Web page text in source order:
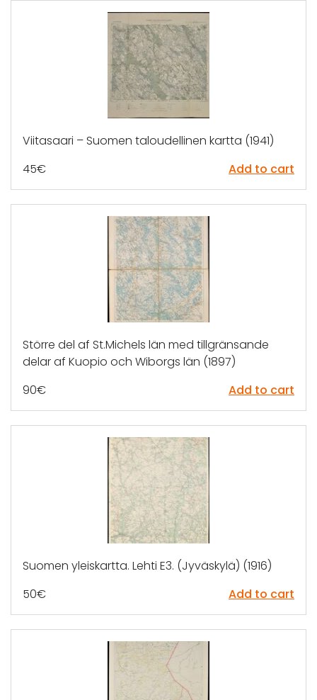
Viitasaari – Suomen taloudellinen kartta (1941)
45€ Add to cart
Större del af St.Michels län med tillgränsande
delar af Kuopio och Wiborgs län (1897)
90€ Add to cart
Suomen yleiskartta. Lehti E3. (Jyväskylä) (1916)
50€ Add to cart